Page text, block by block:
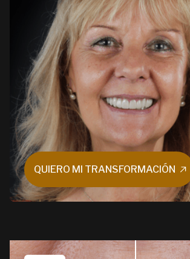
QUIERO MI TRANSFORMACIÓN
QUIERO MI TRANSFORMACIÓN